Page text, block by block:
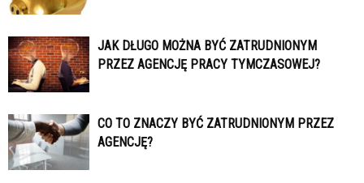
JAK DŁUGO MOŻNA BYĆ ZATRUDNIONYM
PRZEZ AGENCJĘ PRACY TYMCZASOWEJ?
CO TO ZNACZY BYĆ ZATRUDNIONYM PRZEZ
AGENCJĘ?